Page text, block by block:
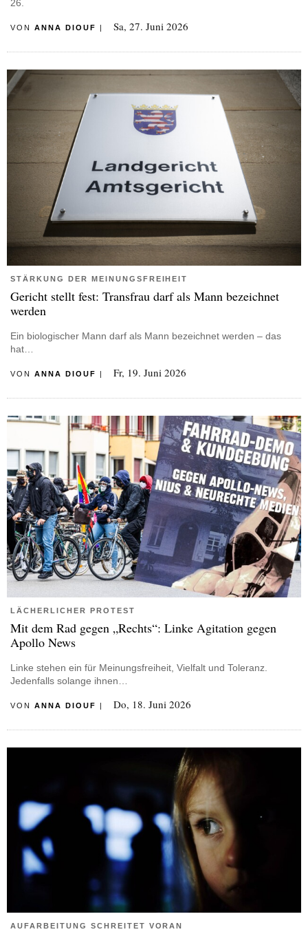
26.
VON ANNA DIOUF | Sa, 27. Juni 2026
STÄRKUNG DER MEINUNGSFREIHEIT
Gericht stellt fest: Transfrau darf als Mann bezeichnet
werden
Ein biologischer Mann darf als Mann bezeichnet werden – das
hat…
VON ANNA DIOUF | Fr, 19. Juni 2026
LÄCHERLICHER PROTEST
Mit dem Rad gegen „Rechts“: Linke Agitation gegen
Apollo News
Linke stehen ein für Meinungsfreiheit, Vielfalt und Toleranz.
Jedenfalls solange ihnen…
VON ANNA DIOUF | Do, 18. Juni 2026
AUFARBEITUNG SCHREITET VORAN